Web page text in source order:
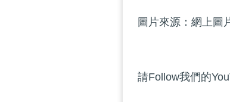
圖片來源：網上圖
請Follow我們的